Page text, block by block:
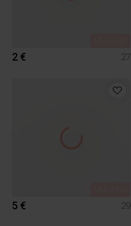
2 € 27
5 € 29